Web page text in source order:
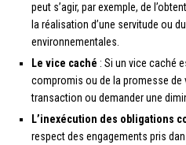
peut s’agir, par exemple, de
la réalisation d’une servitude ou
environnementales.
Le vice caché : Si un vice caché
compromis ou de la promesse de
transaction ou demander une
L’inexécution des obligations
respect des engagements pris